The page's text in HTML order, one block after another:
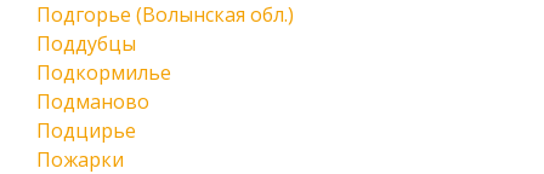
Подгорье (Волынская обл.)
Поддубцы
Подкормилье
Подманово
Подцирье
Пожарки